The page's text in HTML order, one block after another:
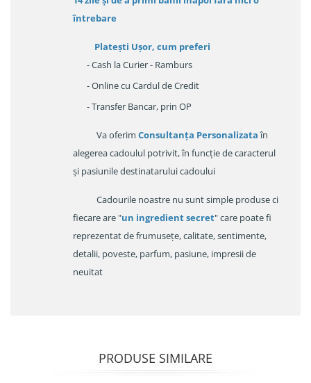
întrebare
Platești Ușor, cum preferi
- Cash la Curier - Ramburs
- Online cu Cardul de Credit
- Transfer Bancar, prin OP
Va oferim Consultanța Personalizataîn
alegerea cadoulul potrivit, în funcție de caracterul
și pasiunile destinatarului cadoului
Cadourile noastre nu sunt simple produse ci
fiecare are "un ingredient secret" care poate fi
reprezentat de frumusețe, calitate, sentimente,
detalii, poveste, parfum, pasiune, impresii de
neuitat
PRODUSE SIMILARE